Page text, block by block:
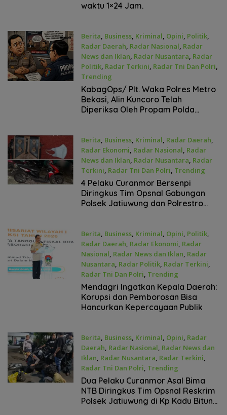
waktu 1×24 Jam.
Berita, Business, Kriminal, Opini, Politik,
Radar Daerah, Radar Nasional, Radar
News dan Iklan, Radar Nusantara, Radar
Politik, Radar Terkini, Radar Tni Dan Polri,
Trending
April 21, 2026
KabagOps/ Plt. Waka Polres Metro
Bekasi, Alin Kuncoro Telah
Diperiksa Oleh Propam Polda
Berita, Business, Kriminal, Radar Daerah,
Radar Ekonomi, Radar Nasional, Radar
News dan Iklan, Radar Nusantara, Radar
Terkini, Radar Tni Dan Polri, Trending
April 20, 2026
4 Pelaku Curanmor Bersenpi
Diringkus Tim Opsnal Gabungan
Polsek Jatiuwung dan Polrestro
Berita, Business, Kriminal, Opini, Politik,
Radar Daerah, Radar Ekonomi, Radar
Nasional, Radar News dan Iklan, Radar
Nusantara, Radar Politik, Radar Terkini,
Radar Tni Dan Polri, Trending
April 20, 2026
Mendagri Ingatkan Kepala Daerah:
Korupsi dan Pemborosan Bisa
Hancurkan Kepercayaan Publik
Berita, Business, Kriminal, Opini, Radar
Daerah, Radar Nasional, Radar News dan
Iklan, Radar Nusantara, Radar Terkini,
Radar Tni Dan Polri, Trending
April 19, 2026
Dua Pelaku Curanmor Asal Bima
NTB Diringkus Tim Opsnal Reskrim
Polsek Jatiuwung di Kp Kadu Bitung